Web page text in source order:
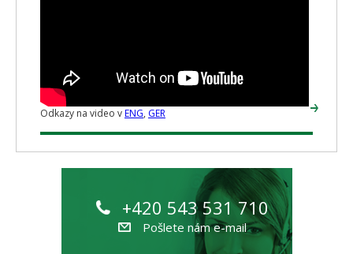
Odkazy na video vENG, GER
+420 543 531 710
Pošlete nám e-mail